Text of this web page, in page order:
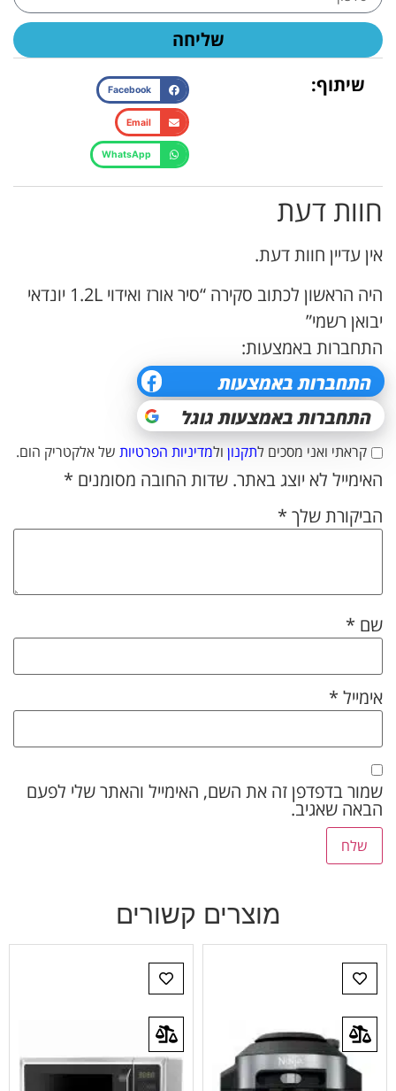
שליחה
שיתוף:
Facebook
Email
WhatsApp
חוות דעת
אין עדיין חוות דעת.
היה הראשון לכתוב סקירה “סיר אורז ואידוי 1.2L יונדאי
יבואן רשמי”
התחברות באמצעות:
קראתי ואני מסכים לתקנון ולמדיניות הפרטיות של אלקטריק הום.
האימייל לא יוצג באתר. שדות החובה מסומנים *
הביקורת שלך *
שם *
אימייל *
שמור בדפדפן זה את השם, האימייל והאתר שלי לפעם
הבאה שאגיב.
מוצרים קשורים